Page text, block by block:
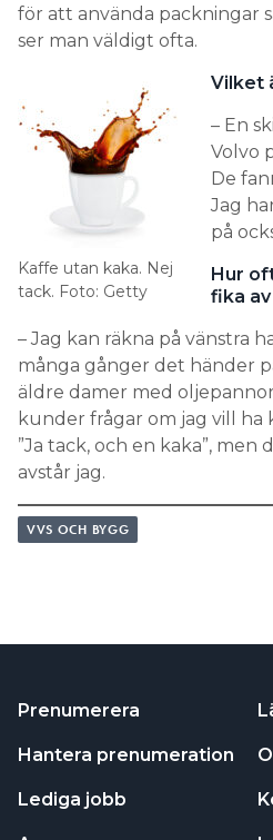
för att använda packningar
ser man väldigt ofta.
Kaffe utan kaka. Nej
tack. Foto: Getty
Vilket
– En
Volvo
De
Jag
på
Hur
fika
– Jag kan räkna på vänstra
många gånger det händer
äldre damer med
kunder frågar om jag vill ha
”Ja tack, och en kaka”,
avstår jag.
VVS OCH BYGG
Prenumerera
Hantera prenumeration
Lediga jobb